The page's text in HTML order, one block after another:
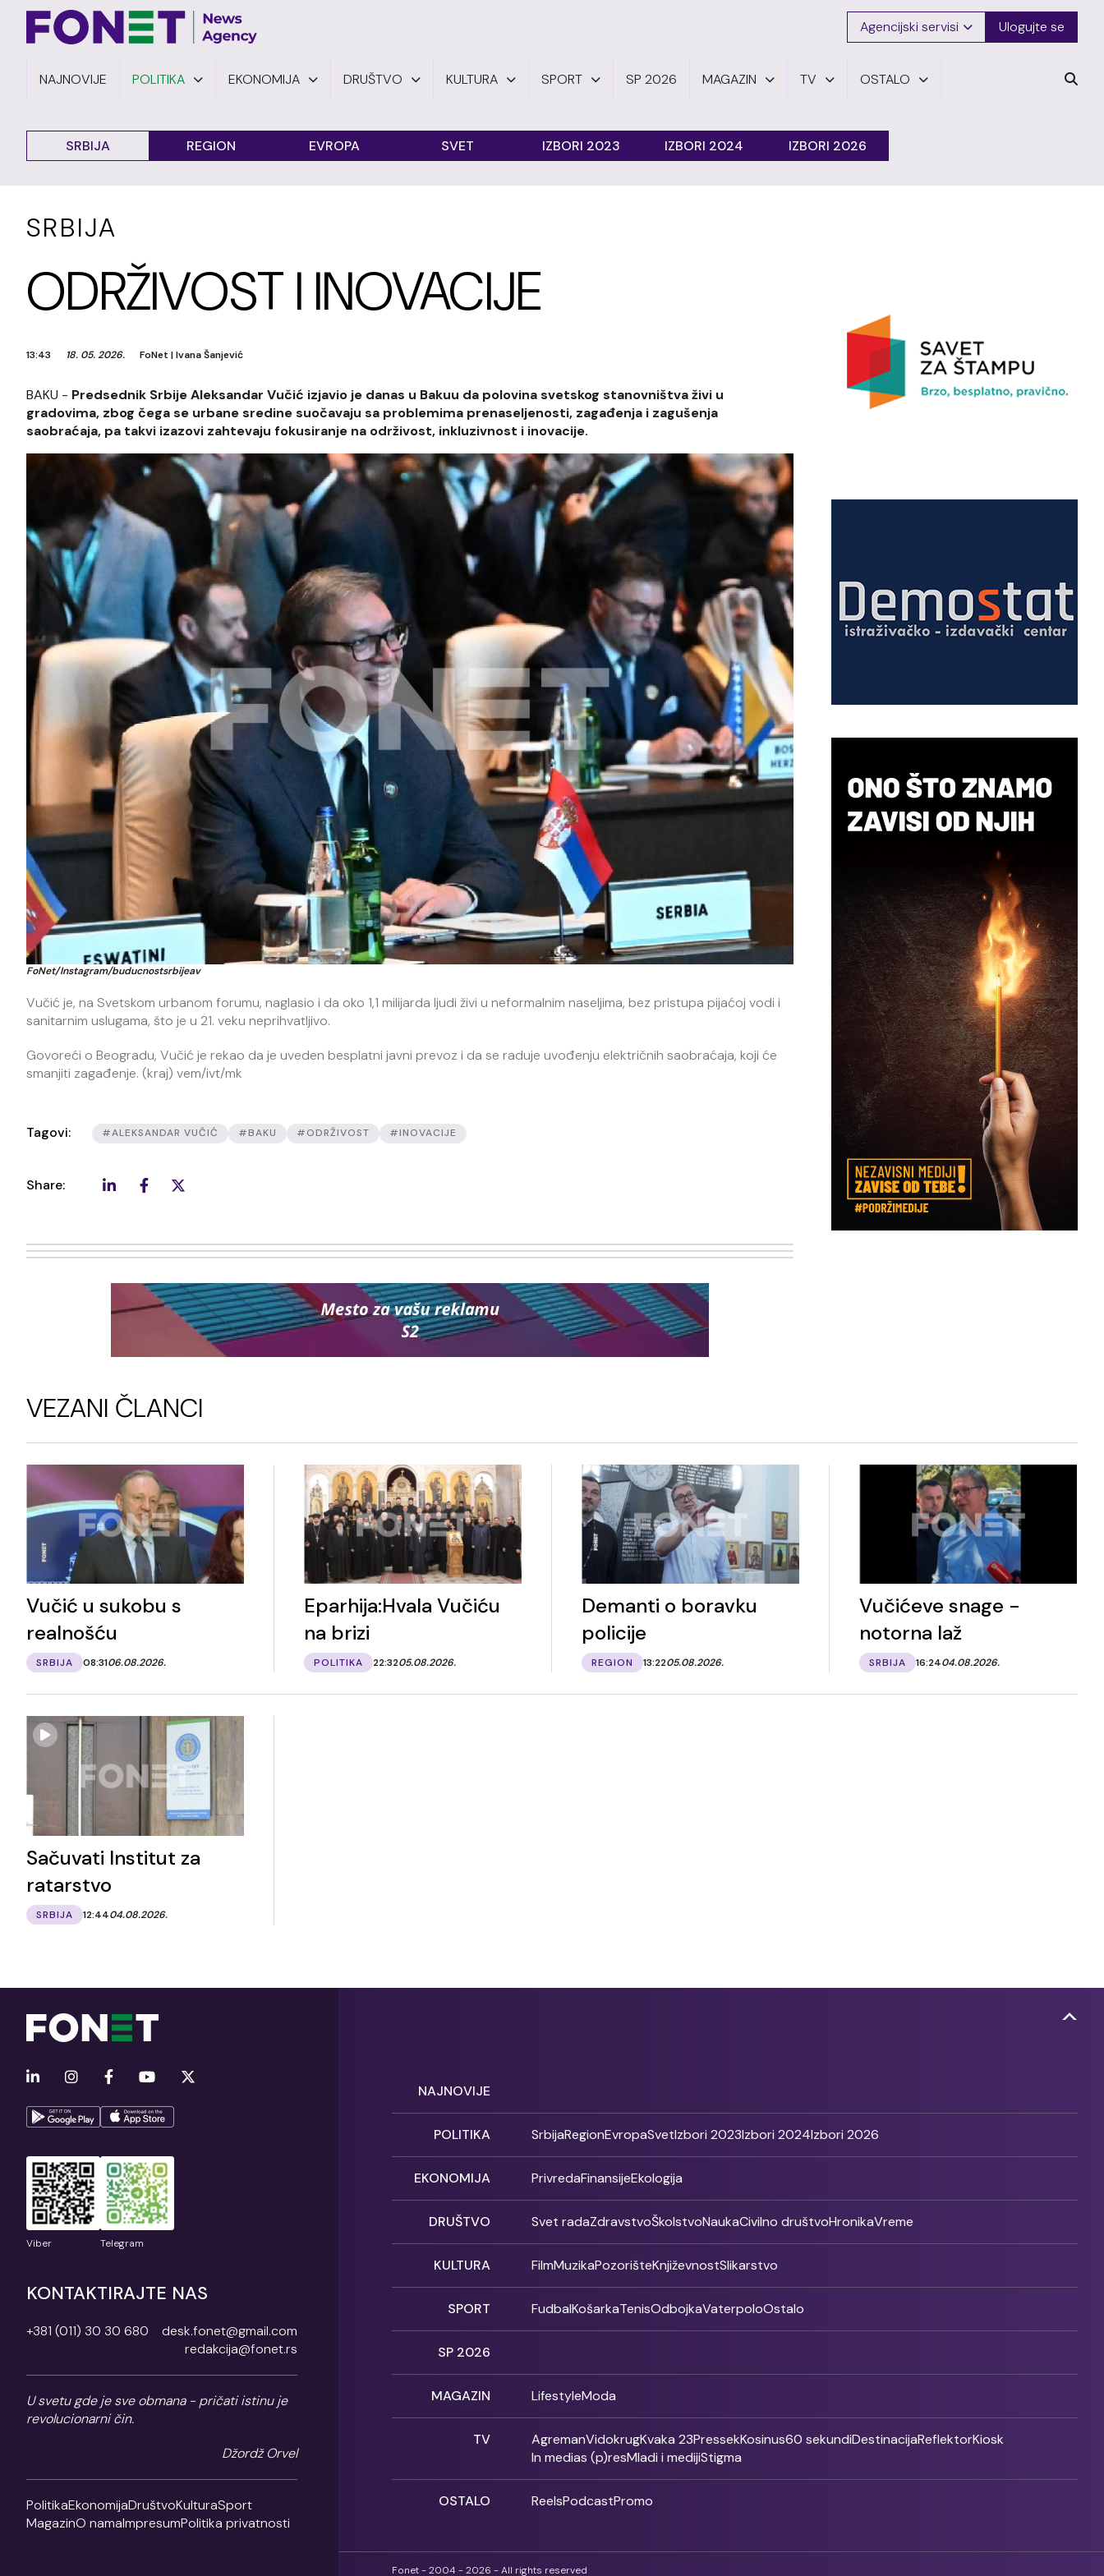
Agencijski servisi Ulogujte se
NAJNOVIJE POLITIKA EKONOMIJA DRUŠTVO KULTURA SPORT SP 2026 MAGAZIN TV OSTALO
SRBIJA REGION EVROPA SVET IZBORI 2023 IZBORI 2024 IZBORI 2026
SRBIJA
ODRŽIVOST I INOVACIJE
13:43 18. 05. 2026. FoNet |Ivana Šanjević
BAKU - Predsednik Srbije Aleksandar Vučić izjavio je danas u Bakuu da polovina svetskog stanovništva živi u
gradovima, zbog čega se urbane sredine suočavaju sa problemima prenaseljenosti, zagađenja i zagušenja
saobraćaja, pa takvi izazovi zahtevaju fokusiranje na održivost, inkluzivnost i inovacije.
FoNet/Instagram/buducnostsrbijeav
Vučić je, na Svetskom urbanom forumu, naglasio i da oko 1,1 milijarda ljudi živi u neformalnim naseljima, bez pristupa pijaćoj vodi i
sanitarnim uslugama, što je u 21. veku neprihvatljivo.
Govoreći o Beogradu, Vučić je rekao da je uveden besplatni javni prevoz i da se raduje uvođenju električnih saobraćaja, koji će
smanjiti zagađenje. (kraj) vem/ivt/mk
Tagovi: #ALEKSANDAR VUČIĆ #BAKU #ODRŽIVOST #INOVACIJE
Share:
VEZANI ČLANCI
Vučić u sukobu s
realnošću
SRBIJA 08:3106.08.2026.
Eparhija:Hvala Vučiću
na brizi
POLITIKA 22:3205.08.2026.
Demanti o boravku
policije
REGION 13:2205.08.2026.
Vučićeve snage -
notorna laž
SRBIJA 16:2404.08.2026.
Sačuvati Institut za
ratarstvo
SRBIJA 12:4404.08.2026.
Viber Telegram
KONTAKTIRAJTE NAS
+381 (011) 30 30 680
desk.fonet@gmail.com
redakcija@fonet.rs
U svetu gde je sve obmana - pričati istinu je
revolucionarni čin.
Džordž Orvel
PolitikaEkonomijaDruštvoKulturaSport
MagazinO namaImpresumPolitika privatnosti
NAJNOVIJE
POLITIKA SrbijaRegionEvropaSvetIzbori 2023Izbori 2024Izbori 2026
EKONOMIJA PrivredaFinansijeEkologija
DRUŠTVO Svet radaZdravstvoŠkolstvoNaukaCivilno društvoHronikaVreme
KULTURA FilmMuzikaPozorišteKnjiževnostSlikarstvo
SPORT FudbalKošarkaTenisOdbojkaVaterpoloOstalo
SP 2026
MAGAZIN LifestyleModa
TV AgremanVidokrugKvaka 23PressekKosinus60 sekundiDestinacijaReflektorKiosk
In medias (p)resMladi i medijiStigma
OSTALO ReelsPodcastPromo
Fonet - 2004 - 2026 - All rights reserved